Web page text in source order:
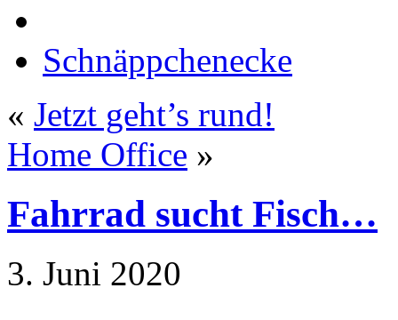
Schnäppchenecke
« Jetzt geht’s rund!
Home Office »
Fahrrad sucht Fisch…
3. Juni 2020